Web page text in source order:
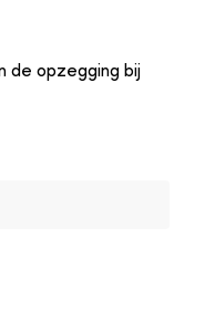
de opzegging bij